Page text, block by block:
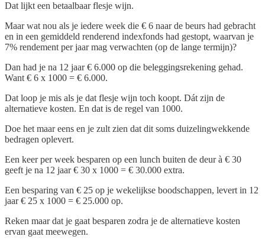
Dat lijkt een betaalbaar flesje wijn.
Maar wat nou als je iedere week die € 6 naar de beurs had gebracht
en in een gemiddeld renderend indexfonds had gestopt, waarvan je
7% rendement per jaar mag verwachten (op de lange termijn)?
Dan had je na 12 jaar € 6.000 op die beleggingsrekening gehad.
Want € 6 x 1000 = € 6.000.
Dat loop je mis als je dat flesje wijn toch koopt. Dát zijn de
alternatieve kosten. En dat is de regel van 1000.
Doe het maar eens en je zult zien dat dit soms duizelingwekkende
bedragen oplevert.
Een keer per week besparen op een lunch buiten de deur à € 30
geeft je na 12 jaar € 30 x 1000 = € 30.000 extra.
Een besparing van € 25 op je wekelijkse boodschappen, levert in 12
jaar € 25 x 1000 = € 25.000 op.
Reken maar dat je gaat besparen zodra je de alternatieve kosten
ervan gaat meewegen.